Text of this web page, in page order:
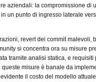
aziendali: la compromissione di
un punto di ingresso laterale
revert dei commit malevoli,
si concentra ora su misure
tramite analisi statica, e requisiti
misure è banale da
il costo del modello attuale.